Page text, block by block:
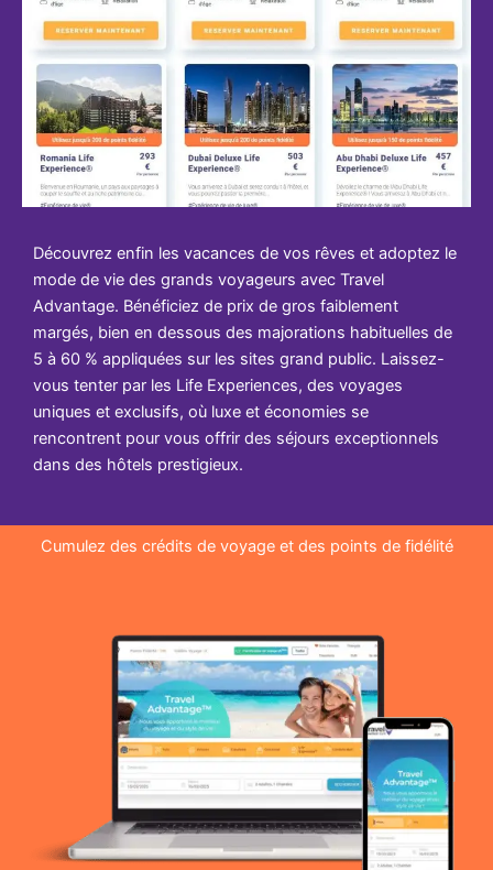
Découvrez enfin les vacances de vos rêves et adoptez le
mode de vie des grands voyageurs avec Travel
Advantage. Bénéficiez de prix de gros faiblement
margés, bien en dessous des majorations habituelles de
5 à 60 % appliquées sur les sites grand public. Laissez-
vous tenter par les Life Experiences, des voyages
uniques et exclusifs, où luxe et économies se
rencontrent pour vous offrir des séjours exceptionnels
dans des hôtels prestigieux.
Cumulez des crédits de voyage et des points de fidélité